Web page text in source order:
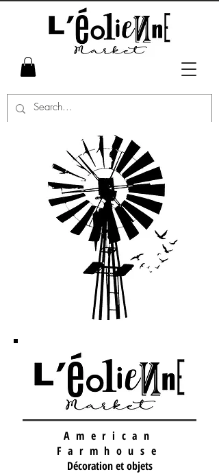
American
Farmhouse
Décoration et objets